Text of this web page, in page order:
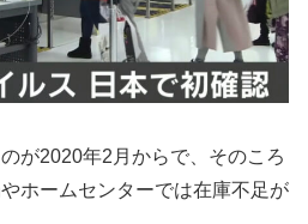
が2020年2月からで、そのころ
ホームセンターでは在庫不足が